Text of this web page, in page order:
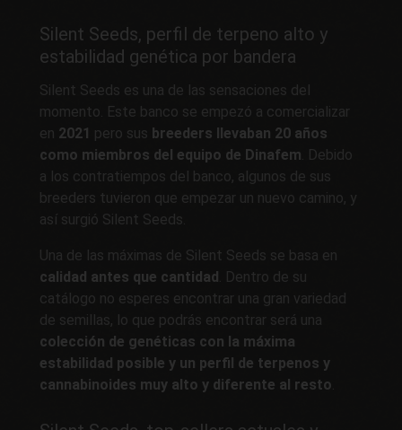
Silent Seeds, perfil de terpeno alto y
estabilidad genética por bandera
Silent Seeds es una de las sensaciones del
momento. Este banco se empezó a comercializar
en 2021 pero sus breeders llevaban 20 años
como miembros del equipo de Dinafem. Debido
a los contratiempos del banco, algunos de sus
breeders tuvieron que empezar un nuevo camino, y
así surgió Silent Seeds.
Una de las máximas de Silent Seeds se basa en
calidad antes que cantidad. Dentro de su
catálogo no esperes encontrar una gran variedad
de semillas, lo que podrás encontrar será una
colección de genéticas con la máxima
estabilidad posible y un perfil de terpenos y
cannabinoides muy alto y diferente al resto.